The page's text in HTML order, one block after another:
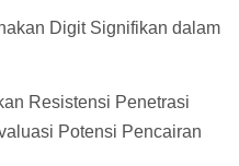
Digit Signifikan dalam
Resistensi Penetrasi
Potensi Pencairan